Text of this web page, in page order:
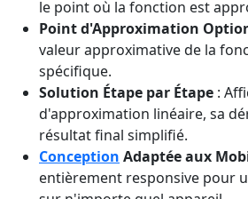
le point où la fonction est
Point d'Approximation
valeur approximative de la
spécifique.
Solution Étape par Étape :
d'approximation linéaire, sa
résultat final simplifié.
Conception Adaptée aux
entièrement responsive pour